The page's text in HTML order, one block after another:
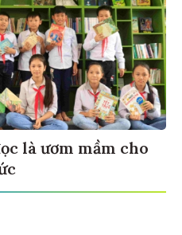
là ươm mầm cho